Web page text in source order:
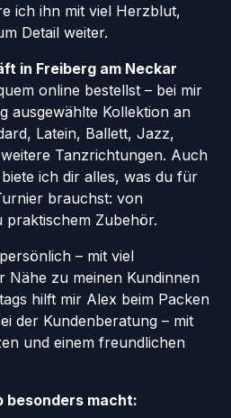
ich ihn mit viel Herzblut,
Detail weiter.
in Freiberg am Neckar
online bestellst – bei mir
ausgewählte Kollektion an
Latein, Ballett, Jazz,
Tanzrichtungen. Auch
ich dir alles, was du für
brauchst: von
praktischem Zubehör.
– mit viel
Nähe zu meinen Kundinnen
hilft mir Alex beim Packen
der Kundenberatung – mit
und einem freundlichen
besonders macht: